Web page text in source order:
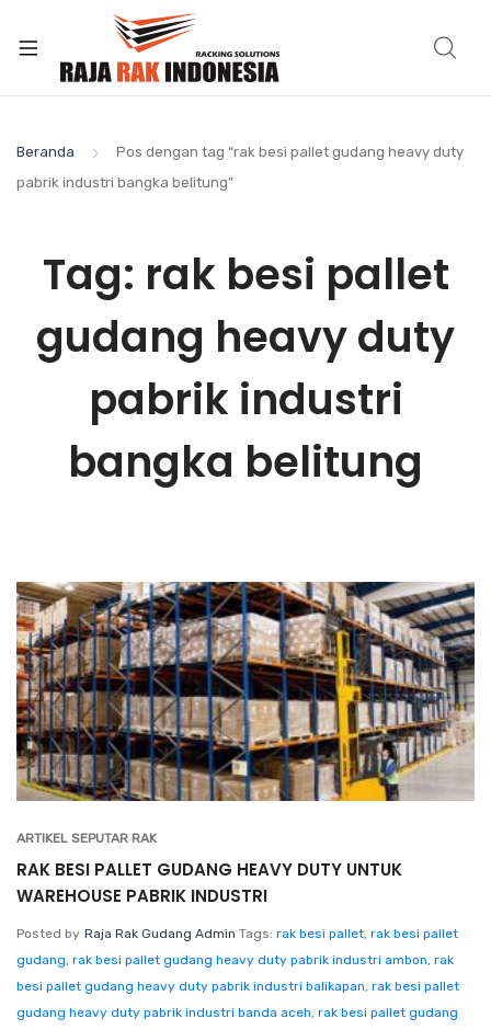
Beranda
Pos dengan tag “rak besi pallet gudang heavy duty
pabrik industri bangka belitung”
Tag: rak besi pallet
gudang heavy duty
pabrik industri
bangka belitung
ARTIKEL SEPUTAR RAK
RAK BESI PALLET GUDANG HEAVY DUTY UNTUK
WAREHOUSE PABRIK INDUSTRI
Posted by Raja Rak Gudang Admin Tags: rak besi pallet, rak besi pallet
gudang, rak besi pallet gudang heavy duty pabrik industri ambon, rak
besi pallet gudang heavy duty pabrik industri balikapan, rak besi pallet
gudang heavy duty pabrik industri banda aceh, rak besi pallet gudang